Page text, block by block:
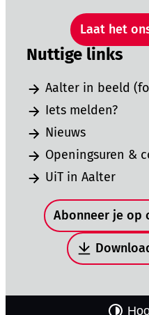
Laat het
Nuttige links
Aalter in beeld
Iets melden?
Nieuws
Openingsuren &
UiT in Aalter
Snel naar
Abonneer je op